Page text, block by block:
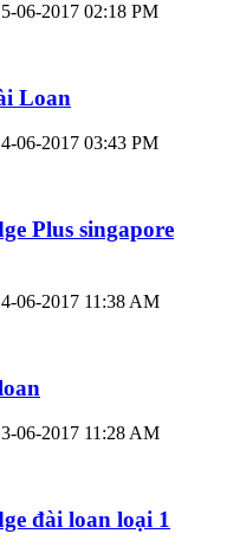
06-2017 02:18 PM
Loan
06-2017 03:43 PM
Plus singapore
06-2017 11:38 AM
06-2017 11:28 AM
đài loan loại 1